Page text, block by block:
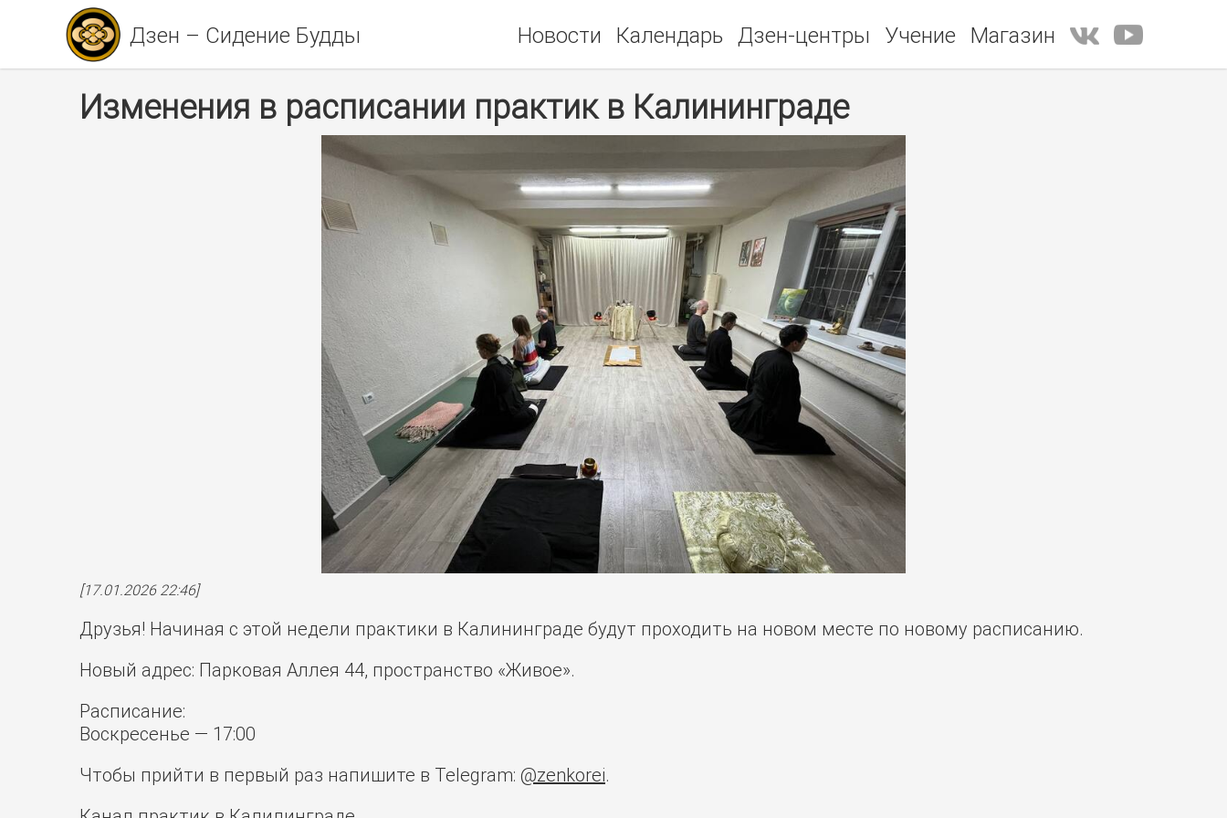
Дзен – Сидение Будды Новости Календарь Дзен-центры Учение Магазин
Изменения в расписании практик в Калининграде
[17.01.2026 22:46]
Друзья! Начиная с этой недели практики в Калининграде будут проходить на новом месте по новому расписанию.
Новый адрес: Парковая Аллея 44, пространство «Живое».
Расписание:
Воскресенье — 17:00
Чтобы прийти в первый раз напишите в Telegram: @zenkorei.